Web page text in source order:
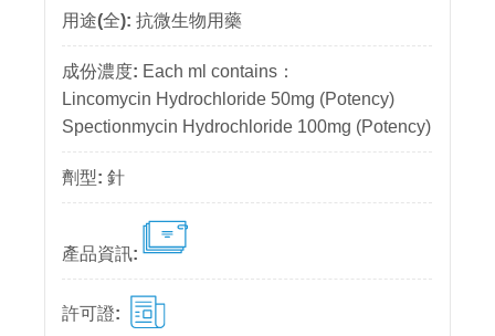
抗微生物用藥
Each ml contains：
Lincomycin Hydrochloride 50mg (Potency)
Spectionmycin Hydrochloride 100mg (Potency)
針